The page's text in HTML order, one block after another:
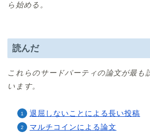
ら始める。
読んだ
これらのサードパーティの論文が最も
います。
退屈しないことによる長い投稿
マルチコインによる論文